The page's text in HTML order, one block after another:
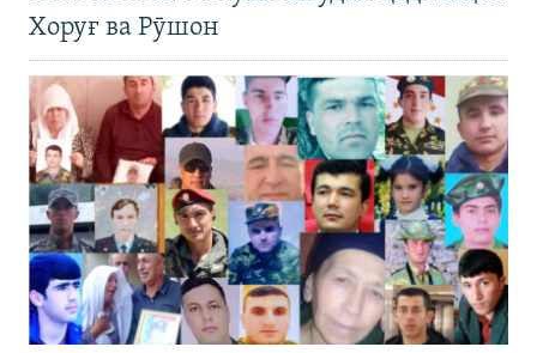
Хоруғ ва Рӯшон